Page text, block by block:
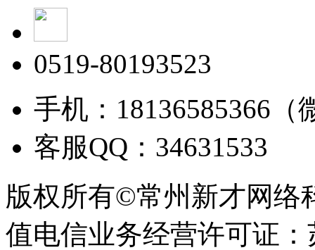
0519-80193523
手机：18136585366（
客服QQ：34631533
版权所有©常州新才网络
值电信业务经营许可证